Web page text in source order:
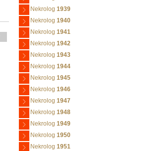
Nekrolog 1939
Nekrolog 1940
Nekrolog 1941
Nekrolog 1942
Nekrolog 1943
Nekrolog 1944
Nekrolog 1945
Nekrolog 1946
Nekrolog 1947
Nekrolog 1948
Nekrolog 1949
Nekrolog 1950
Nekrolog 1951